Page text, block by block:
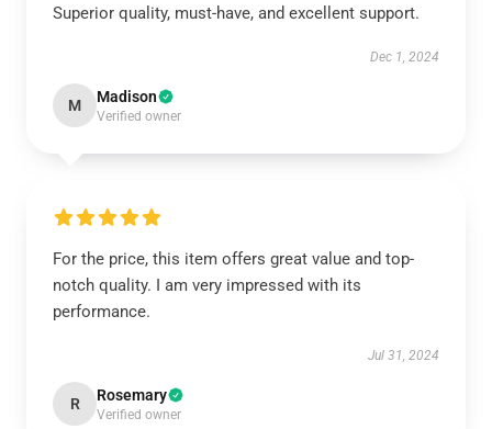
Superior quality, must-have, and excellent support.
Dec 1, 2024
M Madison
Verified owner
For the price, this item offers great value and top-
notch quality. I am very impressed with its
performance.
Jul 31, 2024
R Rosemary
Verified owner